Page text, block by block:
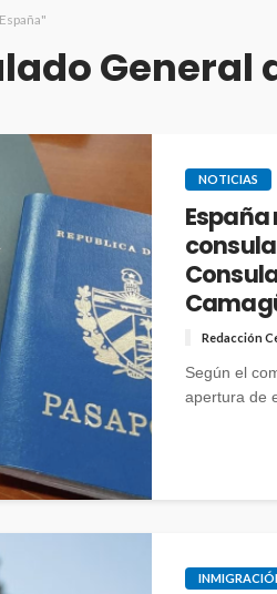
General
NOTICIAS
Redacción
Según el
apertura de